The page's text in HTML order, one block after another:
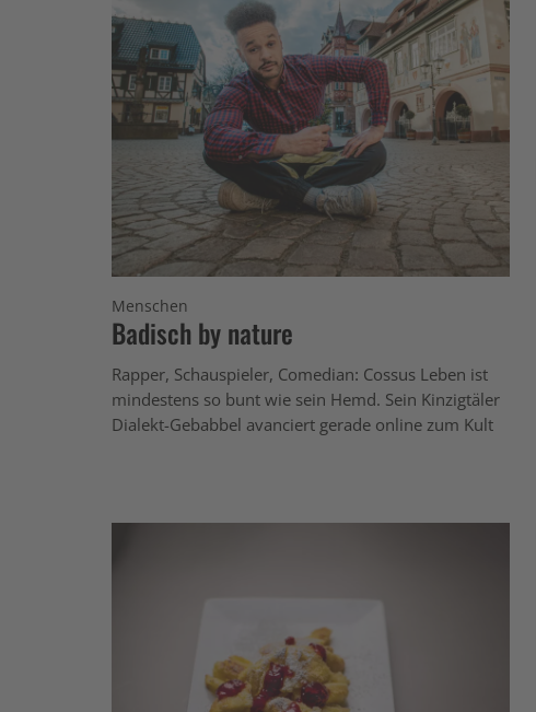
Menschen
Badisch by nature
Rapper, Schauspieler, Comedian: Cossus Leben ist
mindestens so bunt wie sein Hemd. Sein Kinzigtäler
Dialekt-Gebabbel avanciert gerade online zum Kult